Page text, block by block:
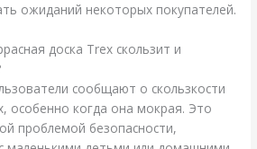
ожиданий некоторых покупателей.
доска Trex скользит и
сообщают о скользкости
особенно когда она мокрая. Это
проблемой безопасности,